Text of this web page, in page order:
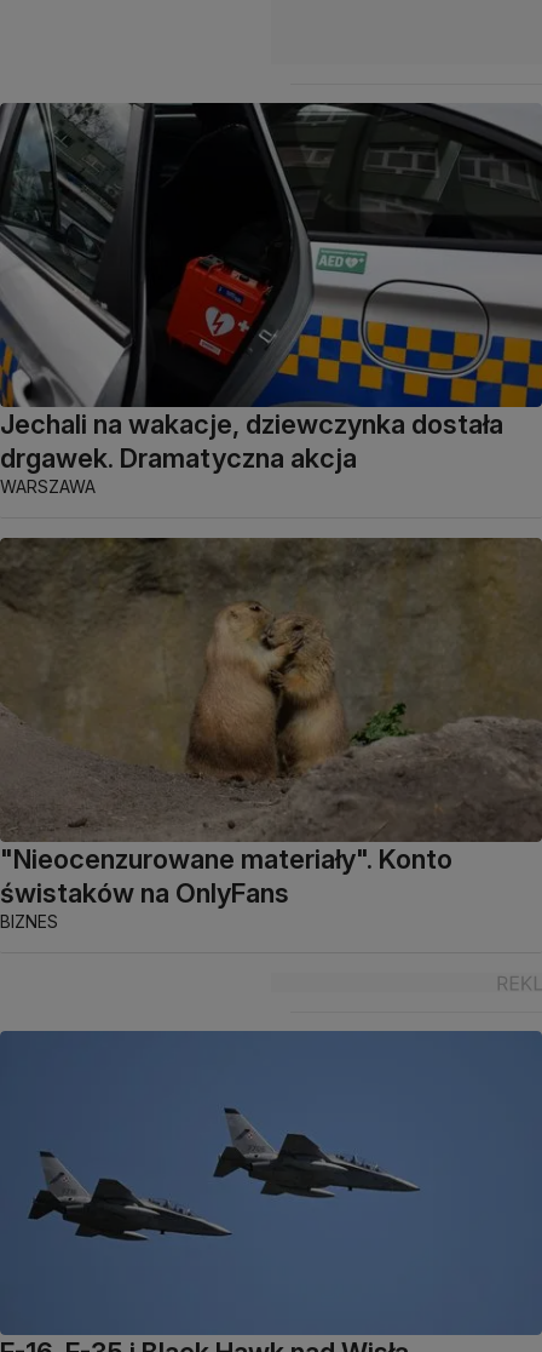
Jechali na wakacje, dziewczynka dostała
drgawek. Dramatyczna akcja
WARSZAWA
"Nieocenzurowane materiały". Konto
świstaków na OnlyFans
BIZNES